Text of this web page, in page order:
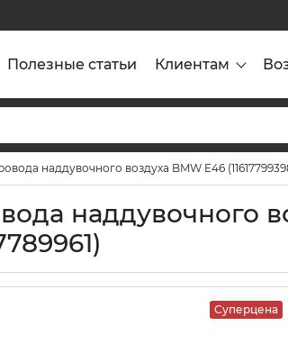
Полезные статьи Клиентам
наддувочного воздуха BMW E46 (11617799398,
наддувочного
Суперцена